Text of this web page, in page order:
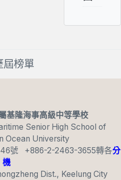
屆榜單
基隆海事高級中等學校
Senior High School of
Ocean University
號 +886-2-2463-3655轉各分
機
Dist., Keelung City